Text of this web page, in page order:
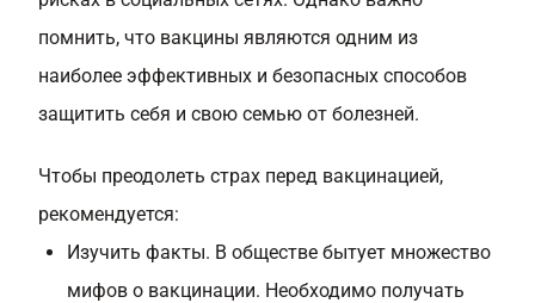
помнить, что вакцины являются одним из
наиболее эффективных и безопасных способов
защитить себя и свою семью от болезней.
Чтобы преодолеть страх перед вакцинацией,
рекомендуется:
Изучить факты. В обществе бытует множество
мифов о вакцинации. Необходимо получать